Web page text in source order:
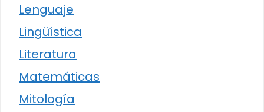
Lenguaje
Lingüística
Literatura
Matemáticas
Mitología